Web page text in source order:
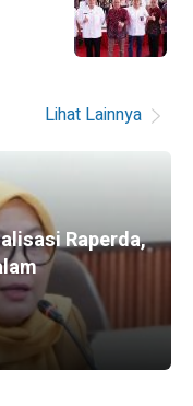
Lihat Lainnya
Raperda,